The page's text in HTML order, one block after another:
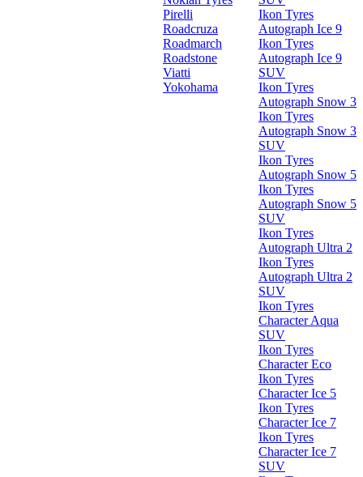
Pirelli
Roadcruza
Roadmarch
Roadstone
Viatti
Yokohama
Ikon Tyres
Autograph Ice 9
Ikon Tyres
Autograph Ice 9
SUV
Ikon Tyres
Autograph Snow 3
Ikon Tyres
Autograph Snow 3
SUV
Ikon Tyres
Autograph Snow 5
Ikon Tyres
Autograph Snow 5
SUV
Ikon Tyres
Autograph Ultra 2
Ikon Tyres
Autograph Ultra 2
SUV
Ikon Tyres
Character Aqua
SUV
Ikon Tyres
Character Eco
Ikon Tyres
Character Ice 5
Ikon Tyres
Character Ice 7
Ikon Tyres
Character Ice 7
SUV